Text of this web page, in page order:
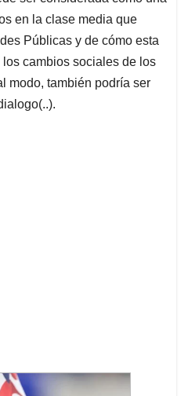
en la clase media que
Públicas y de cómo esta
cambios sociales de los
modo, también podría ser